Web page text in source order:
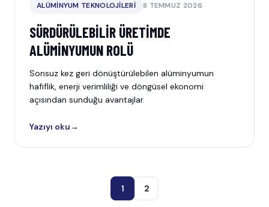
ALÜMINYUM TEKNOLOJILERI 8 TEMMUZ 2026
SÜRDÜRÜLEBILIR ÜRETIMDE
ALÜMINYUMUN ROLÜ
Sonsuz kez geri dönüştürülebilen alüminyumun
hafiflik, enerji verimliliği ve döngüsel ekonomi
açısından sunduğu avantajlar.
Yazıyı oku→
1 2